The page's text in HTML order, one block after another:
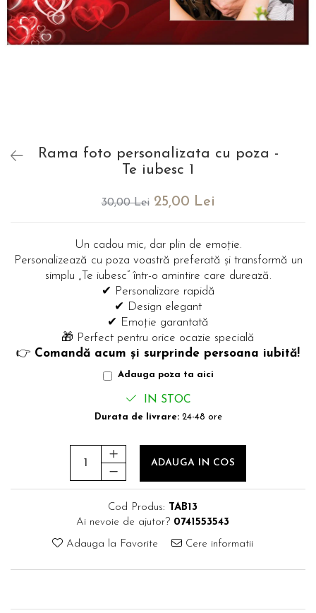
Puzzle personalizat
Rame foto personalizate
Set cadou
evenimente
Tavita de mot
Rama foto personalizata cu poza -
Te iubesc 1
30,00 Lei 25,00 Lei
Un cadou mic, dar plin de emoție.
Personalizează cu poza voastră preferată și transformă un
simplu „Te iubesc” într-o amintire care durează.
✔ Personalizare rapidă
✔ Design elegant
✔ Emoție garantată
🎁 Perfect pentru orice ocazie specială
👉 Comandă acum și surprinde persoana iubită!
Adauga poza ta aici
IN STOC
Durata de livrare:24-48 ore
ADAUGA IN COS
Cod Produs:
TAB13
Ai nevoie de ajutor? 0741553543
Adauga la Favorite Cere informatii